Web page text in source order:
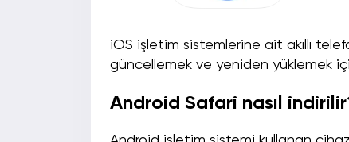
iOS işletim sistemlerine ait akıllı
güncellemek ve yeniden yüklemek
Android Safari nasıl